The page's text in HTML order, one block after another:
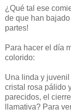
¿Qué tal ese
de que han
partes!
Para hacer el día
colorido:
Una linda y
cristal rosa pálido
parecidos, el
llamativa? Para